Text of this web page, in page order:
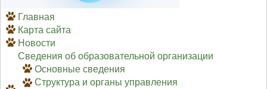
Главная
Карта сайта
Новости
Сведения об образовательной организации
Основные сведения
Структура и органы управления